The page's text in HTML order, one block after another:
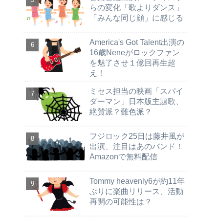
らの変化「歌よりダンス」
「みんな同じ顔」に感じる
America's Got Talent出演の
16歳Neneがロックファン
を魅了させ１億回再生超
え！
ミセス担当の映画「スパイ
ダーマン」日本版主題歌、
絶賛派？難色派？
フジロック25日は藤井風が
出演、注目はあのバンド！
Amazonで無料配信
Tommy heavenly6が約11年
ぶりに楽曲リリース、活動
再開の可能性は？